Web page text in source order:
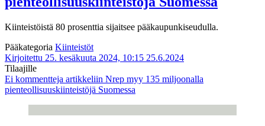
Kiinteistöistä 80 prosenttia sijaitsee pääkaupunkiseudulla.
Pääkategoria Kiinteistöt
Kirjoitettu 25. kesäkuuta 2024, 10:15 25.6.2024
Tilaajille
Ei kommentteja artikkeliin Nrep myy 135 miljoonalla
pienteollisuuskiinteistöjä Suomessa